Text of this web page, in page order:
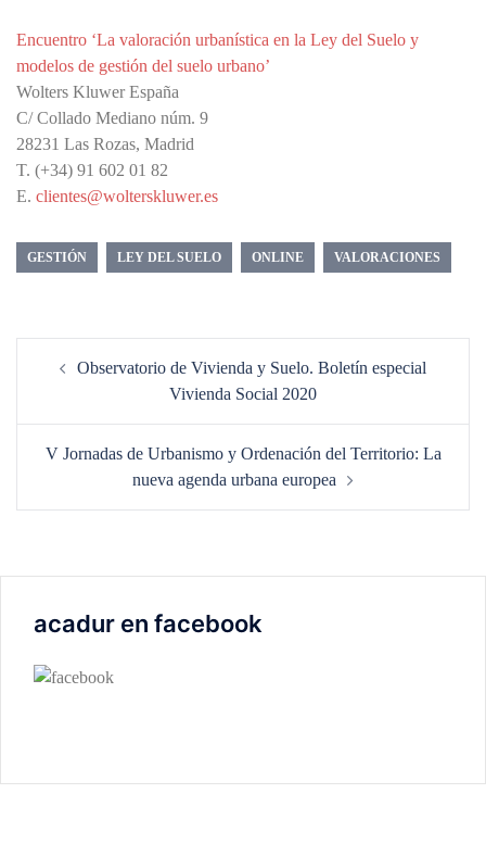
Encuentro ‘La valoración urbanística en la Ley del Suelo y
modelos de gestión del suelo urbano’
Wolters Kluwer España
C/ Collado Mediano núm. 9
28231 Las Rozas, Madrid
T. (+34) 91 602 01 82
E. clientes@wolterskluwer.es
GESTIÓN LEY DEL SUELO ONLINE VALORACIONES
Observatorio de Vivienda y Suelo. Boletín especial
Vivienda Social 2020
V Jornadas de Urbanismo y Ordenación del Territorio: La
nueva agenda urbana europea
acadur en facebook